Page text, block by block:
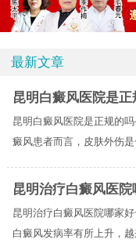
最新文章
昆明白癜风医院是
昆明白癜风医院是正规的
癜风患者而言，皮肤外伤
昆明治疗白癜风医
昆明治疗白癜风医院哪家
白癜风发病率有所上升，